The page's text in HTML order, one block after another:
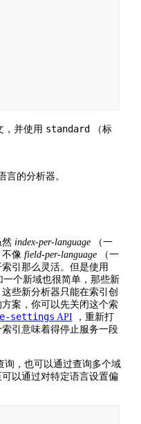
并使用 standard （标
言的分析器。
index-per-language（一
像 field-per-language（一
引那么灵活。但是使用
一个新域也很简单，那些新
些新分析器只能在索引创
案，你可以先关闭这个索
settings API ，重新打
引意味着得停止服务一段
询，也可以通过查询多个域
以通过对特定语言设置偏